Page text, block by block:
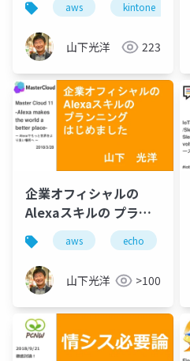
aws kintone
山下光洋 223
企業オフィシャルの
Alexaスキルの プラン
ニング はじめました
(Master Cloud 11)
aws echo
山下光洋 >100